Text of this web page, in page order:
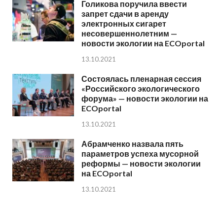
Голикова поручила ввести
запрет сдачи в аренду
электронных сигарет
несовершеннолетним —
новости экологии на ECOportal
13.10.2021
Состоялась пленарная сессия
«Российского экологического
форума» — новости экологии на
ECOportal
13.10.2021
Абрамченко назвала пять
параметров успеха мусорной
реформы — новости экологии
на ECOportal
13.10.2021